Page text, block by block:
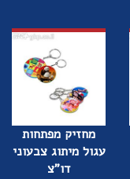
מחזיק מפתחות
עגול מיתוג צבעוני
דו"צ